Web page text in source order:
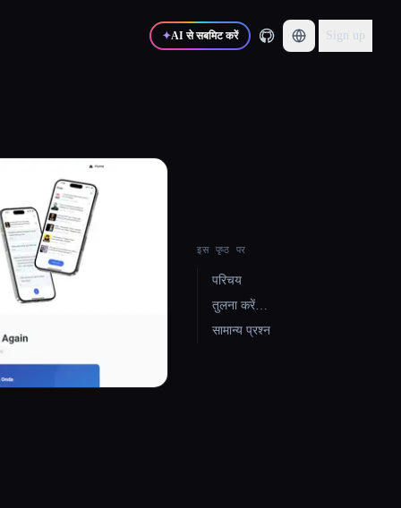
✦AI से सबमिट करें Sign up
इस पृष्ठ पर
परिचय
तुलना करें…
सामान्य प्रश्न